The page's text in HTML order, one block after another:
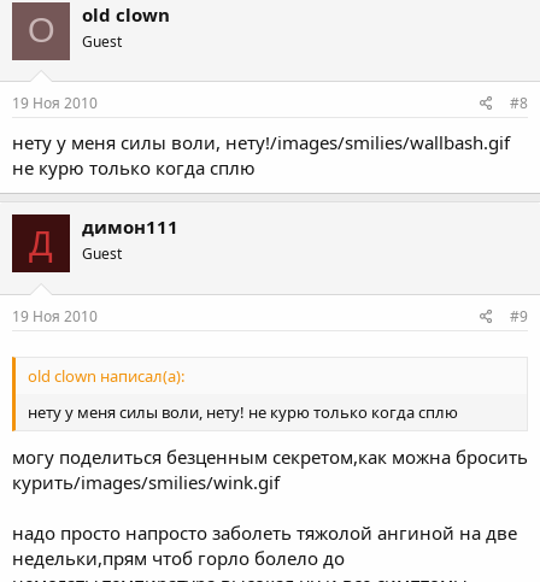
O old clown
Guest
19 Ноя 2010 #8
нету у меня силы воли, нету!/images/smilies/wallbash.gif
не курю только когда сплю
Д димон111
Guest
19 Ноя 2010 #9
old clown написал(а):
нету у меня силы воли, нету! не курю только когда сплю
могу поделиться безценным секретом,как можна бросить
курить/images/smilies/wink.gif
надо просто напросто заболеть тяжолой ангиной на две
недельки,прям чтоб горло болело до